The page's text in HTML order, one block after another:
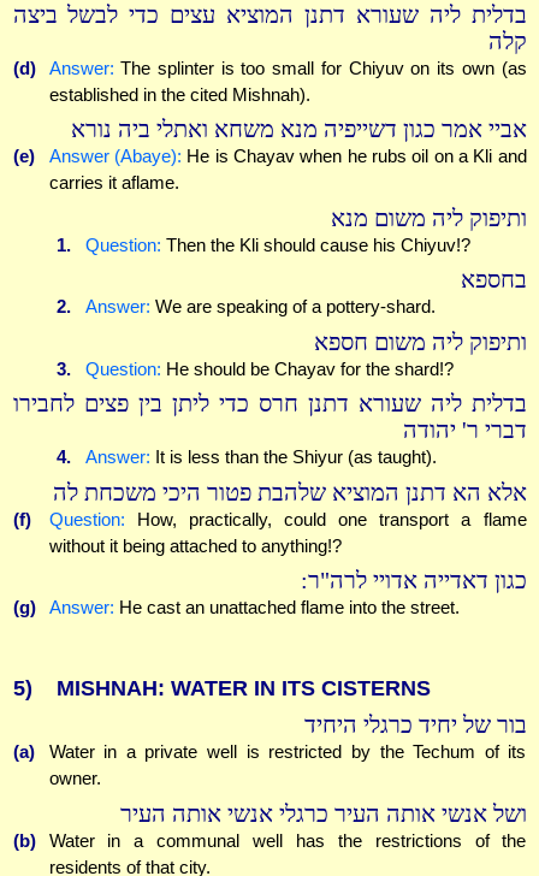
בדלית ליה שעורא דתנן המוציא עצים כדי לבשל ביצה
קלה
(d) Answer: The splinter is too small for Chiyuv on its own (as
established in the cited Mishnah).
אביי אמר כגון דשייפיה מנא משחא ואתלי ביה נורא
(e) Answer (Abaye): He is Chayav when he rubs oil on a Kli and
carries it aflame.
ותיפוק ליה משום מנא
1. Question: Then the Kli should cause his Chiyuv!?
בחספא
2. Answer: We are speaking of a pottery-shard.
ותיפוק ליה משום חספא
3. Question: He should be Chayav for the shard!?
בדלית ליה שעורא דתנן חרס כדי ליתן בין פצים לחבירו
דברי ר' יהודה
4. Answer: It is less than the Shiyur (as taught).
אלא הא דתנן המוציא שלהבת פטור היכי משכחת לה
(f) Question: How, practically, could one transport a flame
without it being attached to anything!?
כגון דאדייה אדויי לרה"ר:
(g) Answer: He cast an unattached flame into the street.
5) MISHNAH: WATER IN ITS CISTERNS
בור של יחיד כרגלי היחיד
(a)
Water in a private well is restricted by the Techum of its
owner.
ושל אנשי אותה העיר כרגלי אנשי אותה העיר
(b)
Water in a communal well has the restrictions of the
residents of that city.